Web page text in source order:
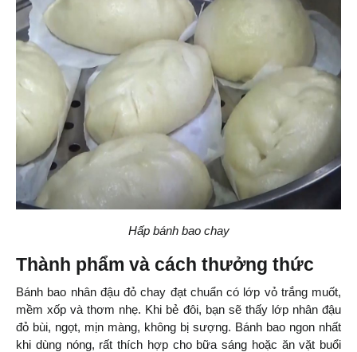
Hấp bánh bao chay
Thành phẩm và cách thưởng thức
Bánh bao nhân đậu đỏ chay đạt chuẩn có lớp vỏ trắng muốt,
mềm xốp và thơm nhẹ. Khi bẻ đôi, bạn sẽ thấy lớp nhân đậu
đỏ bùi, ngọt, mịn màng, không bị sượng. Bánh bao ngon nhất
khi dùng nóng, rất thích hợp cho bữa sáng hoặc ăn vặt buổi